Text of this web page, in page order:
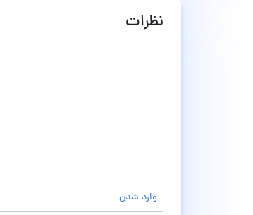
نظرات
وارد شدن